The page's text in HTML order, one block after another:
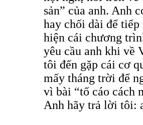
sản” của anh. Anh
hay chối dài để tiếp
hiện cái chương
yêu cầu anh khi về
tôi đến gặp cái cơ
mấy tháng trời để
vì bài “tố cáo cách
Anh hãy trả lời tôi: